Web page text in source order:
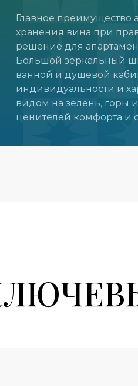
Главное
хранения вина при
решение для
Большой зеркальный
ванной и душевой
индивидуальности и
видом на зелень, горы
ценителей комфорта и